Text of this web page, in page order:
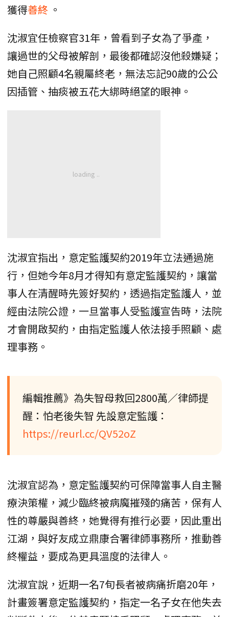
獲得善終 。
沈淑宜任檢察官31年，曾看到子女為了爭產，
讓過世的父母被解剖，最後都確認沒他殺嫌疑；
她自己照顧4名親屬終老，無法忘記90歲的公公
因插管、抽痰被五花大綁時絕望的眼神。
沈淑宜指出，意定監護契約2019年立法通過施
行，但她今年8月才得知有意定監護契約，讓當
事人在清醒時先簽好契約，透過指定監護人，並
經由法院公證，一旦當事人受監護宣告時，法院
才會開啟契約，由指定監護人依法接手照顧、處
理事務。
編輯推薦》為失智母救回2800萬／律師提
醒：怕老後失智 先設意定監護：
https://reurl.cc/QV52oZ
沈淑宜認為，意定監護契約可保障當事人自主醫
療決策權，減少臨終被病魔摧殘的痛苦，保有人
性的尊嚴與善終，她覺得有推行必要，因此重出
江湖，與好友成立鼎康合署律師事務所，推動善
終權益，要成為更具溫度的法律人。
沈淑宜說，近期一名7旬長者被病痛折磨20年，
計畫簽署意定監護契約，指定一名子女在他失去